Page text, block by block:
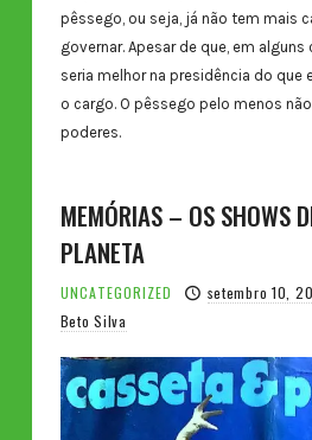
pêssego, ou seja, já não tem mais
governar. Apesar de que, em
seria melhor na presidência do que
o cargo. O pêssego pelo menos
poderes.
MEMÓRIAS – OS SHOWS
PLANETA
UNCATEGORIZED setembro 10,
Beto Silva